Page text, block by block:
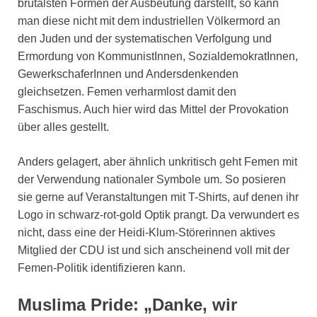
brutalsten Formen der Ausbeutung darstellt, so kann
man diese nicht mit dem industriellen Völkermord an
den Juden und der systematischen Verfolgung und
Ermordung von KommunistInnen, SozialdemokratInnen,
GewerkschaferInnen und Andersdenkenden
gleichsetzen. Femen verharmlost damit den
Faschismus. Auch hier wird das Mittel der Provokation
über alles gestellt.
Anders gelagert, aber ähnlich unkritisch geht Femen mit
der Verwendung nationaler Symbole um. So posieren
sie gerne auf Veranstaltungen mit T-Shirts, auf denen ihr
Logo in schwarz-rot-gold Optik prangt. Da verwundert es
nicht, dass eine der Heidi-Klum-Störerinnen aktives
Mitglied der CDU ist und sich anscheinend voll mit der
Femen-Politik identifizieren kann.
Muslima Pride: „Danke, wir